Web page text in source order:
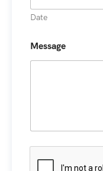
t
s
+
Date
Message